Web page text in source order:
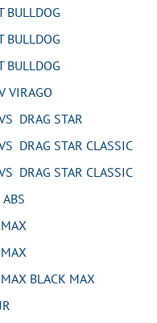
DRAG STAR
STAR CLASSIC
STAR CLASSIC
BLACK MAX